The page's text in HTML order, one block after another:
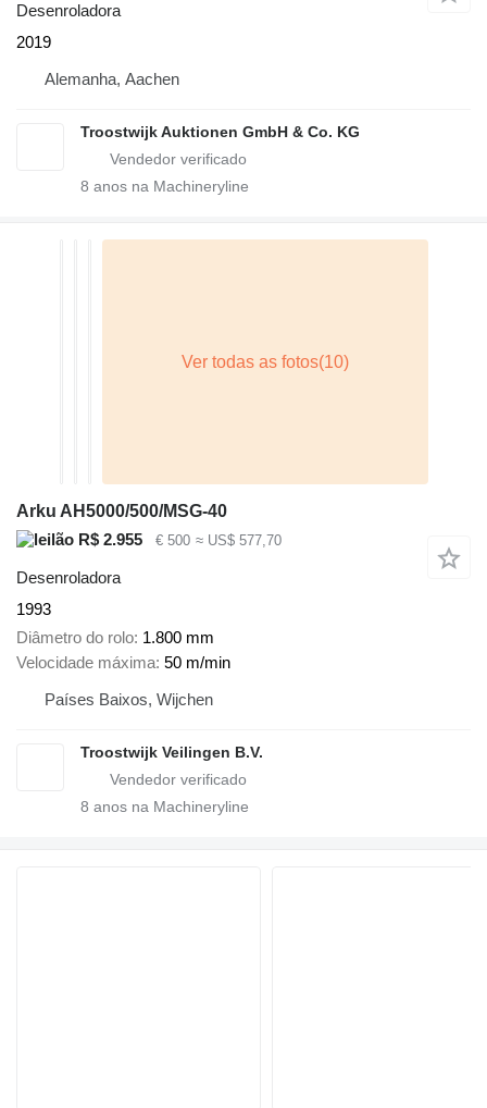
Desenroladora
2019
Alemanha, Aachen
Troostwijk Auktionen GmbH & Co. KG
8 anos na Machineryline
Arku AH5000/500/MSG-40
R$ 2.955
€ 500 ≈ US$ 577,70
Desenroladora
1993
Diâmetro do rolo 1.800 mm
Velocidade máxima 50 m/min
Países Baixos, Wijchen
Troostwijk Veilingen B.V.
8 anos na Machineryline